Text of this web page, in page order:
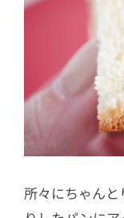
所々にちゃん